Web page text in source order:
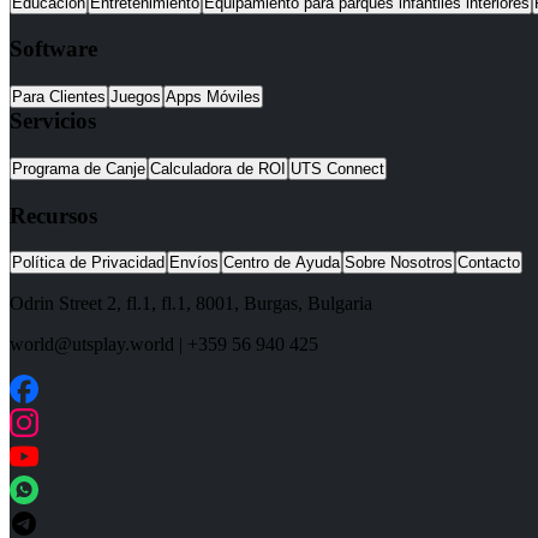
Software
Para Clientes Juegos Apps Móviles
Servicios
Programa de Canje Calculadora de ROI UTS Connect
Recursos
Política de Privacidad Envíos Centro de Ayuda Sobre Nosotros Contacto
Odrin Street 2, fl.1 , fl.1, 8001 , Burgas, Bulgaria
world@utsplay.world | +359 56 940 425